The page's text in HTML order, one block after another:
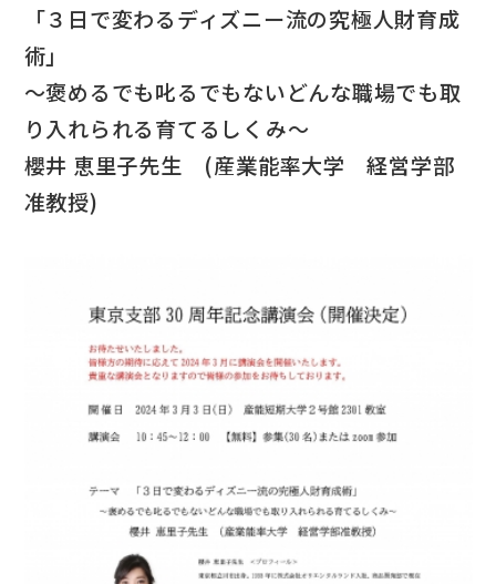
「３日で変わるディズニー流の究極人財育成
術」
～褒めるでも叱るでもないどんな職場でも取
り入れられる育てるしくみ～
櫻井 恵里子先生 (産業能率大学 経営学部
准教授)